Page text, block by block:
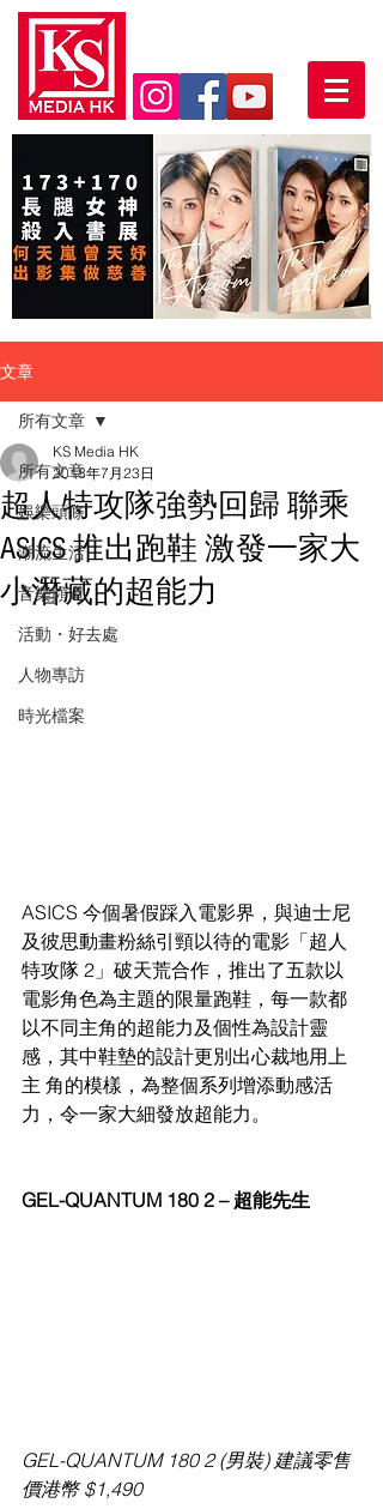
文章
所有文章
娛樂頭條
潮流生活
音樂頻道
活動・好去處
人物專訪
時光檔案
所有文章
超人特攻隊強勢回歸 聯乘
ASICS 推出跑鞋 激發一家大
小潛藏的超能力
KS Media HK
2018年7月23日
ASICS 今個暑假踩入電影界，與迪士尼
及彼思動畫粉絲引頸以待的電影「超人
特攻隊 2」破天荒合作，推出了五款以
電影角色為主題的限量跑鞋，每一款都
以不同主角的超能力及個性為設計靈
感，其中鞋墊的設計更別出心裁地用上
主 角的模樣，為整個系列增添動感活
力，令一家大細發放超能力。
GEL-QUANTUM 180 2 – 超能先生
GEL-QUANTUM 180 2 (男裝) 建議零售
價港幣 $1,490